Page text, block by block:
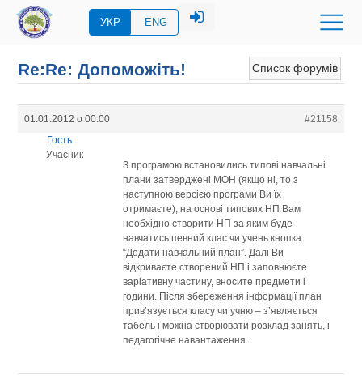
УКР ENG
Список форумів
Re:Re: Допоможіть!
01.01.2012 о 00:00
#21158
Гость
Учасник
З програмою встановились типові навчальні
плани затверджені МОН (якщо ні, то з
наступною версією програми Ви їх
отримаєте), на основі типових НП Вам
необхідно створити НП за яким буде
навчатись певний клас чи учень кнопка
“Додати навчальний план”. Далі Ви
відкриваєте створений НП і заповнюєте
варіативну частину, вносите предмети і
години. Після збереження інформації план
прив’язується класу чи учню – з’являється
табель і можна створювати розклад занять, і
педагогічне навантаження.